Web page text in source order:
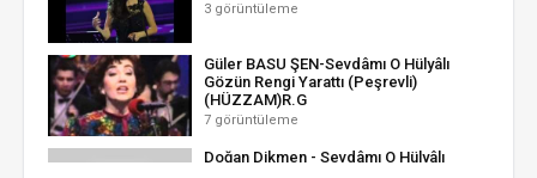
3 görüntüleme
Güler BASU ŞEN-Sevdâmı O Hülyâlı
Gözün Rengi Yarattı (Peşrevli)
(HÜZZAM)R.G
7 görüntüleme
Doğan Dikmen - Sevdâmı O Hülyâlı